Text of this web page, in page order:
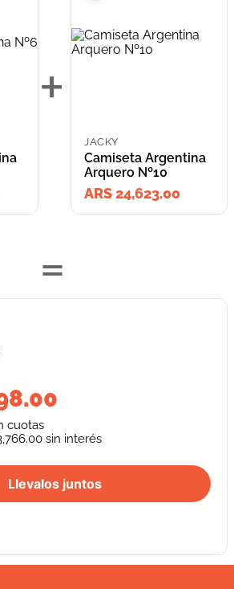
+
JACKY
Camiseta Argentina
Arquero Nº10
ARS 24,623.00
=
cuotas
sin interés
Llevalos juntos